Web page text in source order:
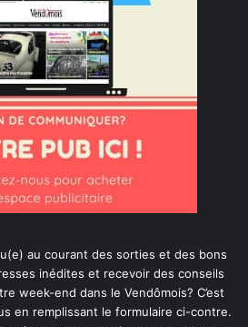
au courant des sorties et des bons
inédites et recevoir des conseils
week-end dans le Vendômois? C’est
en remplissant le formulaire ci-contre.